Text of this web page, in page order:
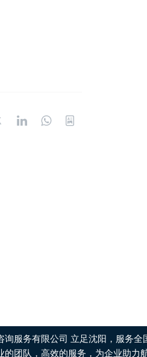
询服务有限公司 立足沈阳，服务全
的团队，高效的服务，为企业助力